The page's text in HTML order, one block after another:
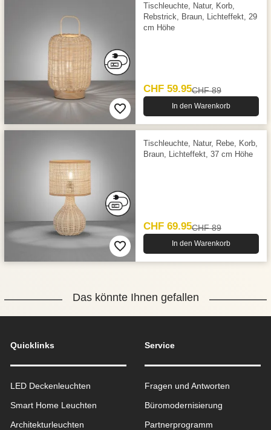
Tischleuchte, Natur, Korb,
Rebstrick, Braun, Lichteffekt, 29
cm Höhe
CHF 59.95CHF 89
In den Warenkorb
Tischleuchte, Natur, Rebe, Korb,
Braun, Lichteffekt, 37 cm Höhe
CHF 69.95CHF 89
In den Warenkorb
Das könnte Ihnen gefallen
Quicklinks
LED Deckenleuchten
Smart Home Leuchten
Architekturleuchten
Service
Fragen und Antworten
Büromodernisierung
Partnerprogramm